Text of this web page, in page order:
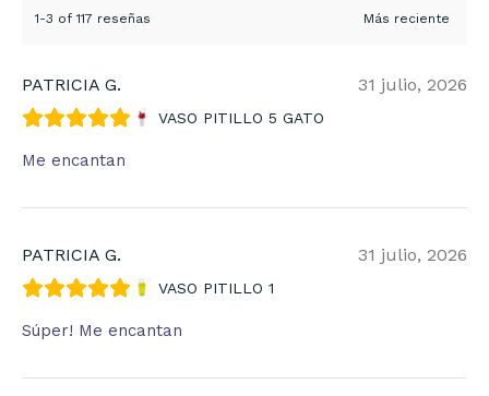
1-3 of 117 reseñas
PATRICIA G. 31 julio, 2026
VASO PITILLO 5 GATO
Me encantan
PATRICIA G. 31 julio, 2026
VASO PITILLO 1
Súper! Me encantan